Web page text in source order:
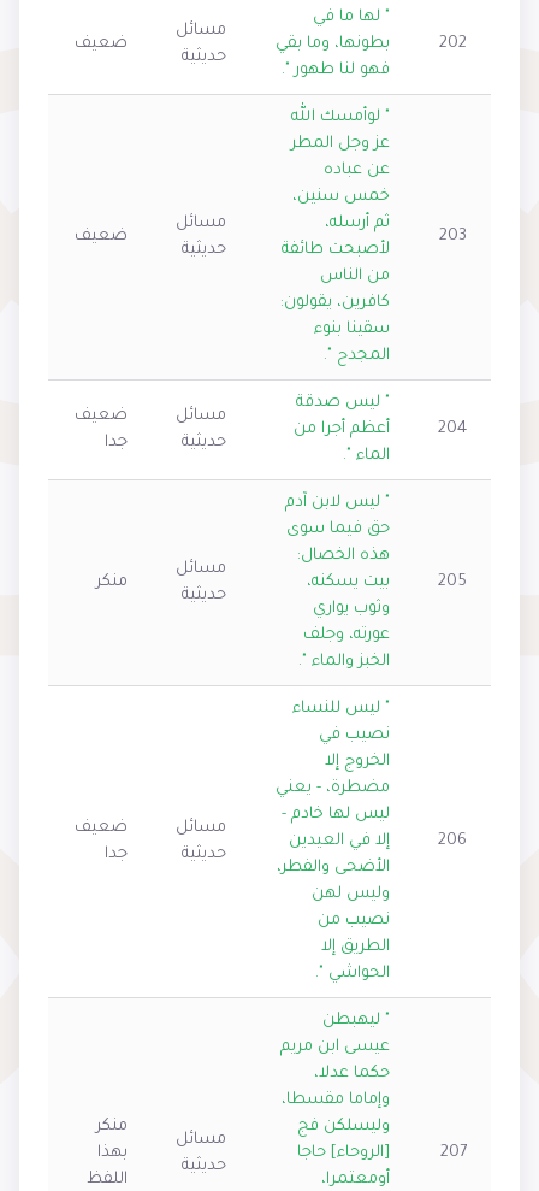
202
" لها ما في
بطونها، وما بقي
فهو لنا طهور ".
مسائل
حديثية
ضعيف
203
" لوأمسك الله
عز وجل المطر
عن عباده
خمس سنين،
ثم أرسله،
لأصبحت طائفة
من الناس
كافرين، يقولون:
سقينا بنوء
المجدح ".
مسائل
حديثية
ضعيف
204
" ليس صدقة
أعظم أجرا من
الماء ".
مسائل
حديثية
ضعيف
جدا
205
" ليس لابن آدم
حق فيما سوى
هذه الخصال:
بيت يسكنه،
وثوب يواري
عورته، وجلف
الخبز والماء ".
مسائل
حديثية
منكر
206
" ليس للنساء
نصيب في
الخروج إلا
مضطرة، - يعني
ليس لها خادم -
إلا في العيدين
الأضحى والفطر،
وليس لهن
نصيب من
الطريق إلا
الحواشي ".
مسائل
حديثية
ضعيف
جدا
207
" ليهبطن
عيسى ابن مريم
حكما عدلا،
وإماما مقسطا،
وليسلكن فج
[الروحاء] حاجا
أومعتمرا،
مسائل
حديثية
منكر
بهذا
اللفظ